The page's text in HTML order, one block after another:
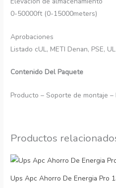
0-50000ft (0-15000meters)
Aprobaciones
Listado cUL, METI Denan, PSE,
Contenido Del Paquete
Producto – Soporte de montaje –
Productos
Ups Apc Ahorro De Energia Pro